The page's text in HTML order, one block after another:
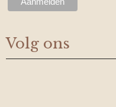
Volg ons